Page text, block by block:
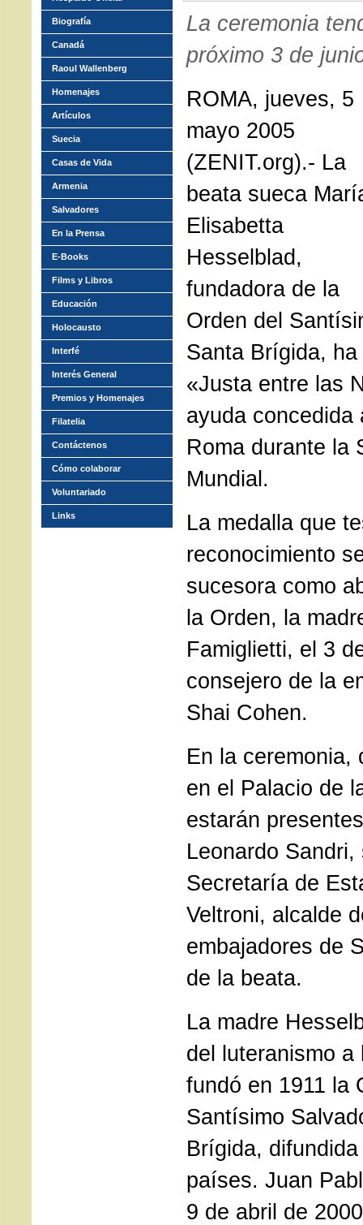
La ceremonia
próximo 3 de
ROMA, jueves, 5
mayo 2005
(ZENIT.org).- La
beata sueca
Elisabetta
Hesselblad,
fundadora de la
Orden del
Santa Brígida,
«Justa entre las
ayuda concedida
Roma durante la
Mundial.
La medalla que
reconocimiento
sucesora como
la Orden, la
Famiglietti, el 3
consejero de la
Shai Cohen.
En la ceremonia,
en el Palacio de
estarán
Leonardo
Secretaría de
Veltroni, alcalde
embajadores de
de la beata.
La madre
del luteranismo
fundó en 1911 la
Santísimo
Brígida,
países. Juan
9 de abril de
Biografía
Canadá
Raoul Wallenberg
Homenajes
Artículos
Suecia
Casas de Vida
Armenia
Salvadores
En la Prensa
E-Books
Films y Libros
Educación
Holocausto
Interfé
Interés General
Premios y Homenajes
Filatelia
Contáctenos
Cómo colaborar
Voluntariado
Links